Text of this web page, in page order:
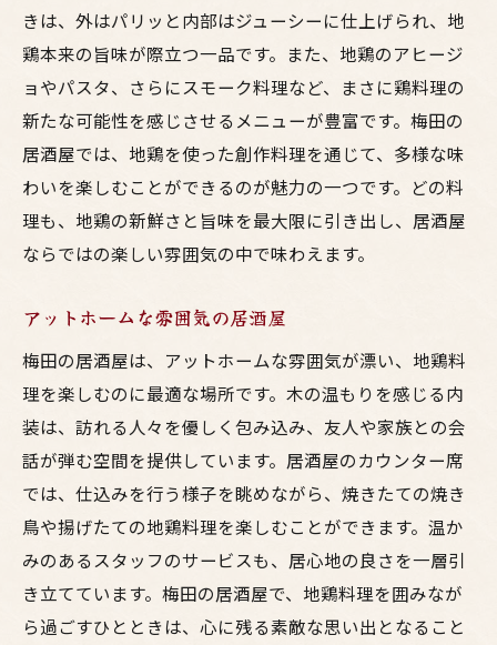
きは、外はパリッと内部はジューシーに仕上げられ、地
鶏本来の旨味が際立つ一品です。また、地鶏のアヒージ
ョやパスタ、さらにスモーク料理など、まさに鶏料理の
新たな可能性を感じさせるメニューが豊富です。梅田の
居酒屋では、地鶏を使った創作料理を通じて、多様な味
わいを楽しむことができるのが魅力の一つです。どの料
理も、地鶏の新鮮さと旨味を最大限に引き出し、居酒屋
ならではの楽しい雰囲気の中で味わえます。
アットホームな雰囲気の居酒屋
梅田の居酒屋は、アットホームな雰囲気が漂い、地鶏料
理を楽しむのに最適な場所です。木の温もりを感じる内
装は、訪れる人々を優しく包み込み、友人や家族との会
話が弾む空間を提供しています。居酒屋のカウンター席
では、仕込みを行う様子を眺めながら、焼きたての焼き
鳥や揚げたての地鶏料理を楽しむことができます。温か
みのあるスタッフのサービスも、居心地の良さを一層引
き立てています。梅田の居酒屋で、地鶏料理を囲みなが
ら過ごすひとときは、心に残る素敵な思い出となること